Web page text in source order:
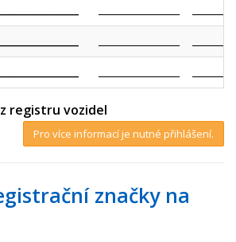
registru vozidel
Pro více informací je nutné přihlášení.
značky na